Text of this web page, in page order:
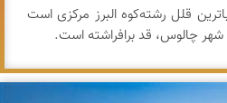
قلل رشته‌کوه البرز مرکزی است
شهر چالوس، قد برافراشته است.